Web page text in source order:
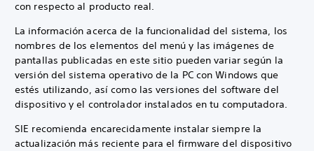
con respecto al producto real.
La información acerca de la funcionalidad del sistema, los
nombres de los elementos del menú y las imágenes de
pantallas publicadas en este sitio pueden variar según la
versión del sistema operativo de la PC con Windows que
estés utilizando, así como las versiones del software del
dispositivo y el controlador instalados en tu computadora.
SIE recomienda encarecidamente instalar siempre la
actualización más reciente para el firmware del dispositivo